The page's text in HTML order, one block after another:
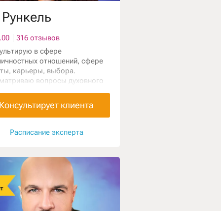
316 отзывов
в сфере
отношений, сфере
карьеры, выбора.
вопросы духовного
инструменты Таро,
маятник.
Консультирует клиента
Расписание эксперта